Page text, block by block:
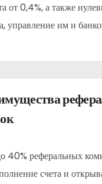
от 0,4%, а также
управление им и
40% реферальных
счета и